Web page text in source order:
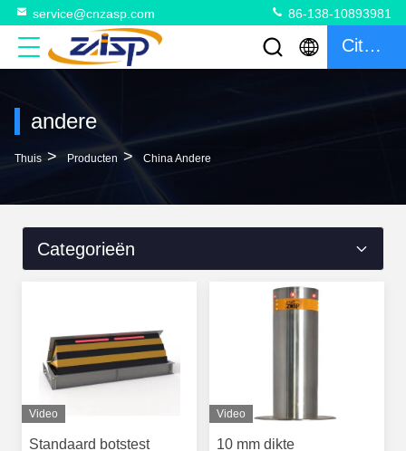
service@cnzasp.com 86-138-10893981
Citaat
andere
Thuis > Producten > China Andere
Categorieën
Video
Standaard botstest
Video
10 mm dikte